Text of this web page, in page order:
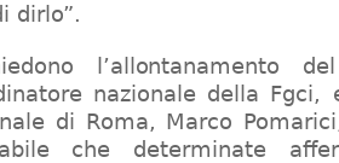
dirlo”.
l’allontanamento
nazionale della
di Roma, Marco
che determinate